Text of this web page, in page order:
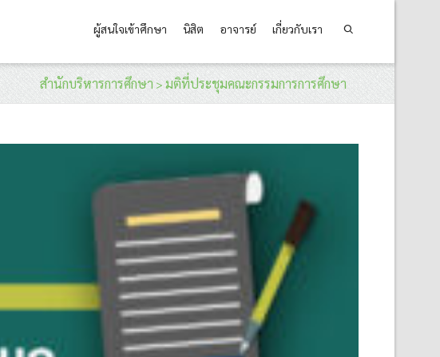
ผู้สนใจเข้าศึกษา นิสิต อาจารย์ เกี่ยวกับเรา
สำนักบริหารการศึกษา > มติที่ประชุมคณะกรรมการการศึกษา